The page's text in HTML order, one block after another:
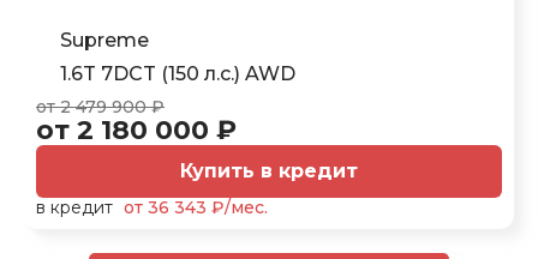
Supreme
1.6T 7DCT (150 л.с.) AWD
от 2 479 900 ₽
от 2 180 000 ₽
Купить в кредит
в кредит от 36 343 ₽/мес.